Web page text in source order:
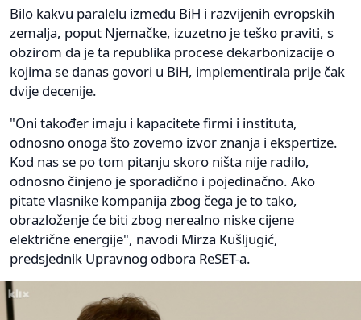
Bilo kakvu paralelu između BiH i razvijenih evropskih
zemalja, poput Njemačke, izuzetno je teško praviti, s
obzirom da je ta republika procese dekarbonizacije o
kojima se danas govori u BiH, implementirala prije čak
dvije decenije.
"Oni također imaju i kapacitete firmi i instituta,
odnosno onoga što zovemo izvor znanja i ekspertize.
Kod nas se po tom pitanju skoro ništa nije radilo,
odnosno činjeno je sporadično i pojedinačno. Ako
pitate vlasnike kompanija zbog čega je to tako,
obrazloženje će biti zbog nerealno niske cijene
električne energije", navodi Mirza Kušljugić,
predsjednik Upravnog odbora ReSET-a.